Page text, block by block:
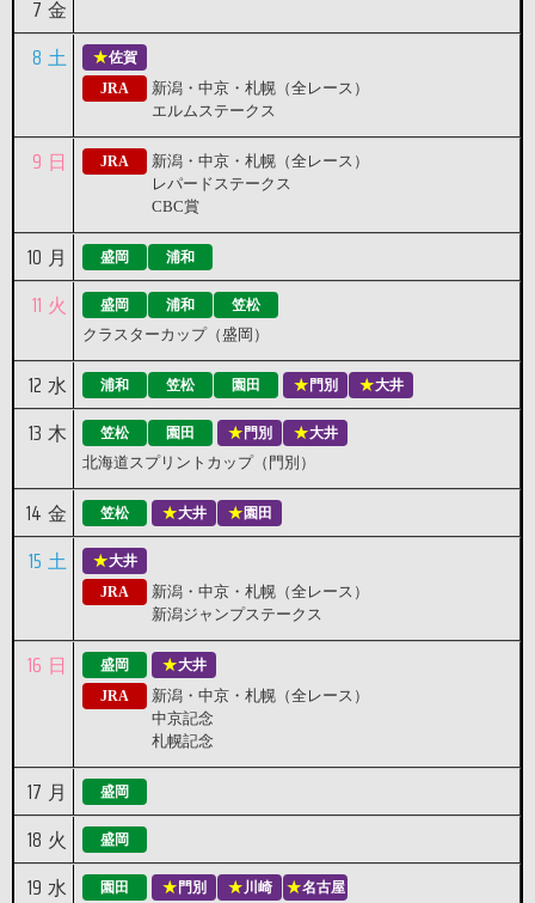
7 金
8 土
佐賀
JRA
新潟・中京・札幌（全レース）
エルムステークス
9 日 JRA
新潟・中京・札幌（全レース）
レパードステークス
CBC賞
10 月 盛岡 浦和
11 火 盛岡 浦和 笠松
クラスターカップ（盛岡）
12 水 浦和 笠松 園田 門別 大井
13 木 笠松 園田 門別 大井
北海道スプリントカップ（門別）
14 金 笠松 大井 園田
15 土
大井
JRA
新潟・中京・札幌（全レース）
新潟ジャンプステークス
16 日 盛岡
大井
JRA
新潟・中京・札幌（全レース）
中京記念
札幌記念
17 月 盛岡
18 火 盛岡
19 水 園田 門別 川崎 名古屋